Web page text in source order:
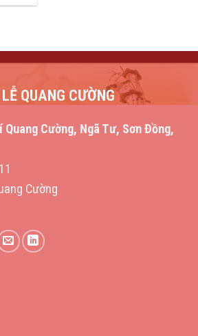
QUANG CƯỜNG
Quang Cường, Ngã Tư, Sơn Đồng,
Cường